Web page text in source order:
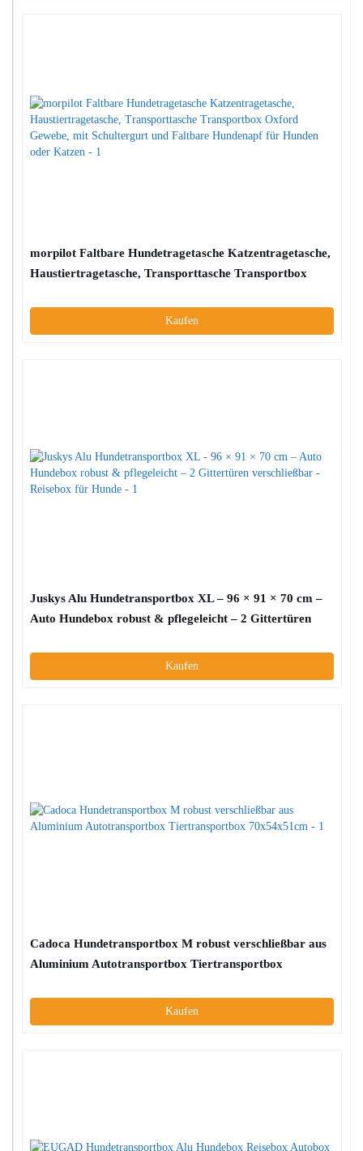
morpilot Faltbare Hundetragetasche Katzentragetasche,
Haustiertragetasche, Transporttasche Transportbox
Hundenapf für Hunden oder Katzen
Kaufen
Juskys Alu Hundetransportbox XL – 96 × 91 × 70 cm –
Auto Hundebox robust & pflegeleicht – 2 Gittertüren
Kaufen
Cadoca Hundetransportbox M robust verschließbar aus
Aluminium Autotransportbox Tiertransportbox
Kaufen